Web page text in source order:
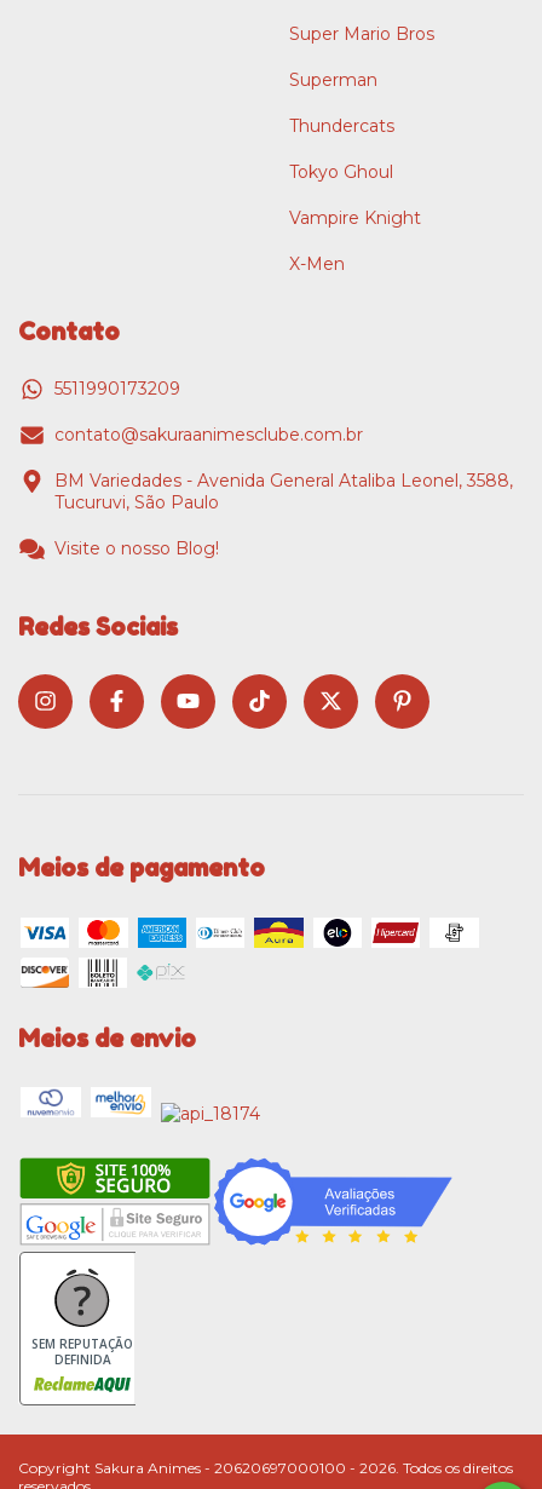
Super Mario Bros
Superman
Thundercats
Tokyo Ghoul
Vampire Knight
X-Men
Contato
5511990173209
contato@sakuraanimesclube.com.br
BM Variedades - Avenida General Ataliba Leonel, 3588,
Tucuruvi, São Paulo
Visite o nosso Blog!
Redes Sociais
Meios de pagamento
Meios de envio
SEM REPUTAÇÃO
DEFINIDA
Copyright Sakura Animes - 20620697000100 - 2026. Todos os direitos